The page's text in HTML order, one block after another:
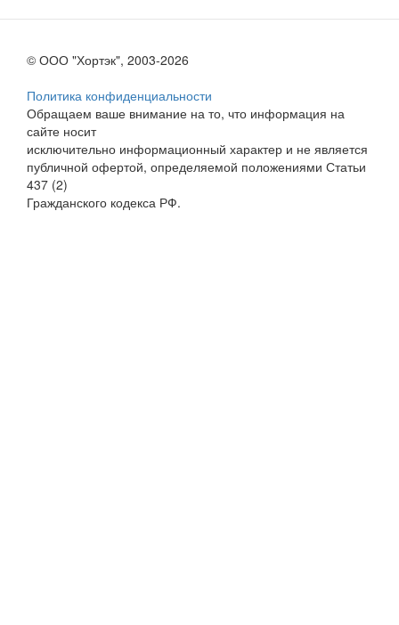
© ООО "Хортэк", 2003-2026
Политика конфиденциальности
Обращаем ваше внимание на то, что информация на
сайте носит
исключительно информационный характер и не является
публичной офертой, определяемой положениями Статьи
437 (2)
Гражданского кодекса РФ.